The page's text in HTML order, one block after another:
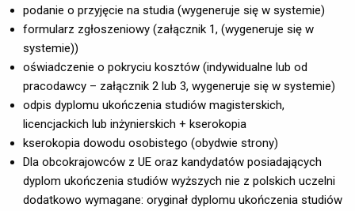
podanie o przyjęcie na studia (wygeneruje się w systemie)
formularz zgłoszeniowy (załącznik 1, (wygeneruje się w
systemie))
oświadczenie o pokryciu kosztów (indywidualne lub od
pracodawcy – załącznik 2 lub 3, wygeneruje się w systemie)
odpis dyplomu ukończenia studiów magisterskich,
licencjackich lub inżynierskich + kserokopia
kserokopia dowodu osobistego (obydwie strony)
Dla obcokrajowców z UE oraz kandydatów posiadających
dyplom ukończenia studiów wyższych nie z polskich uczelni
dodatkowo wymagane: oryginał dyplomu ukończenia studiów